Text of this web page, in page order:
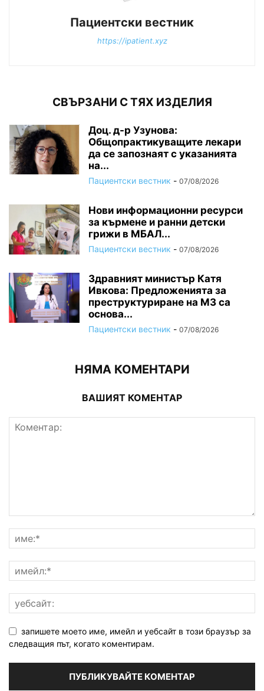
Пациентски вестник
https://ipatient.xyz
СВЪРЗАНИ С ТЯХ ИЗДЕЛИЯ
Доц. д-р Узунова:
Общопрактикуващите лекари
да се запознаят с указанията
на...
Пациентски вестник - 07/08/2026
Нови информационни ресурси
за кърмене и ранни детски
грижи в МБАЛ...
Пациентски вестник - 07/08/2026
Здравният министър Катя
Ивкова: Предложенията за
преструктуриране на МЗ са
основа...
Пациентски вестник - 07/08/2026
НЯМА КОМЕНТАРИ
ВАШИЯТ КОМЕНТАР
запишете моето име, имейл и уебсайт в този браузър за
следващия път, когато коментирам.